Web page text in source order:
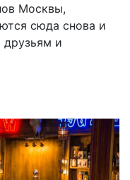
Москвы,
сюда снова и
друзьям и